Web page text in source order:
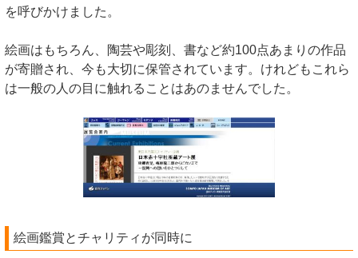
を呼びかけました。
絵画はもちろん、陶芸や彫刻、書など約100点あまりの作品
が寄贈され、今も大切に保管されています。けれどもこれら
は一般の人の目に触れることはあのませんでした。
絵画鑑賞とチャリティが同時に